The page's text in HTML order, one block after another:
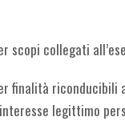
scopi collegati
finalità riconducibili
legittimo